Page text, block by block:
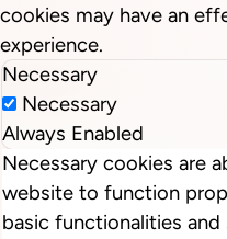
cookies may have an
experience.
Necessary
Necessary
Always Enabled
Necessary cookies are
website to function
basic functionalities